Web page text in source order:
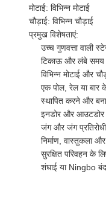
मोटाई: विभिन्न मोटाई
चौड़ाई: विभिन्न चौड़ाई
प्रमुख विशेषताएं:
उच्च गुणवत्ता वाली
टिकाऊ और लंबे समय
विभिन्न मोटाई और
एक पोल, रेल या बार
स्थापित करने और
इनडोर और आउटडोर
जंग और जंग प्रतिरोधी
निर्माण, वास्तुकला
सुरक्षित परिवहन के
शंघाई या Ningbo